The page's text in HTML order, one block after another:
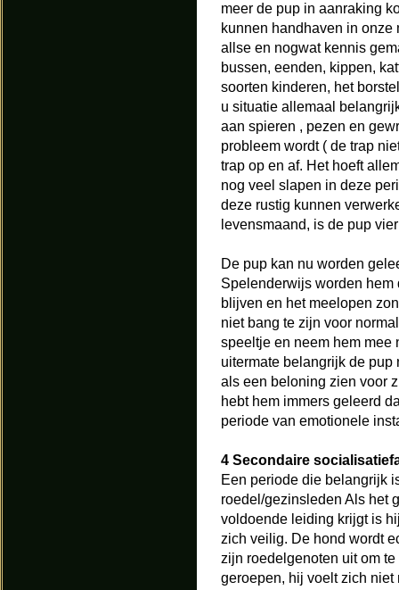
meer de pup in aanraking
kunnen handhaven in
allse en nogwat kennis
bussen, eenden, kippen,
soorten kinderen, het
u situatie allemaal
aan spieren , pezen en
probleem wordt ( de trap
trap op en af. Het hoeft
nog veel slapen in deze
deze rustig kunnen
levensmaand, is de pup
De pup kan nu worden
Spelenderwijs worden
blijven en het meelopen
niet bang te zijn voor
speeltje en neem hem mee
uitermate belangrijk de
als een beloning zien voor
hebt hem immers geleerd
periode van emotionele
4 Secondaire
Een periode die belangrijk
roedel/gezinsleden Als het
voldoende leiding krijgt is
zich veilig. De hond wordt
zijn roedelgenoten uit om
geroepen, hij voelt zich